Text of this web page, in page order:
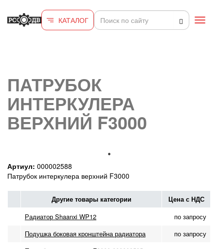
КАТАЛОГ
ПАТРУБОК
ИНТЕРКУЛЕРА
ВЕРХНИЙ F3000
Артиул: 000002588
Патрубок интеркулера верхний F3000
Другие товары категории Цена с НДС
Радиатор Shaanxi WP12
по запросу
Подушка боковая кронштейна радиатора
по запросу